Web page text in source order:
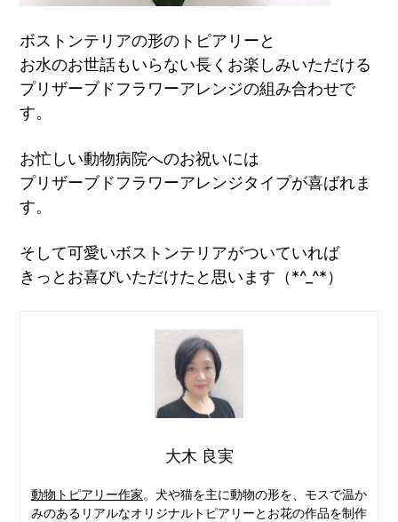
ボストンテリアの形のトピアリーと
お水のお世話もいらない長くお楽しみいただける
プリザーブドフラワーアレンジの組み合わせで
す。
お忙しい動物病院へのお祝いには
プリザーブドフラワーアレンジタイプが喜ばれま
す。
そして可愛いボストンテリアがついていれば
きっとお喜びいただけたと思います（*^_^*）
大木 良実
動物トピアリー作家。犬や猫を主に動物の形を、モスで温か
みのあるリアルなオリジナルトピアリーとお花の作品を制作